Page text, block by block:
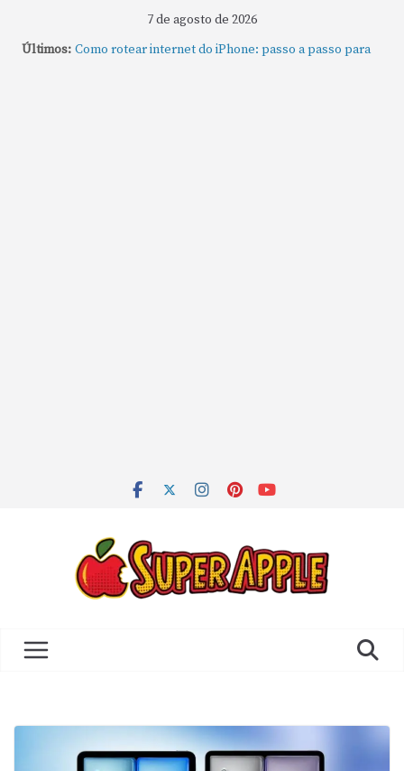
7 de agosto de 2026
Últimos: Como rotear internet do iPhone: passo a passo para